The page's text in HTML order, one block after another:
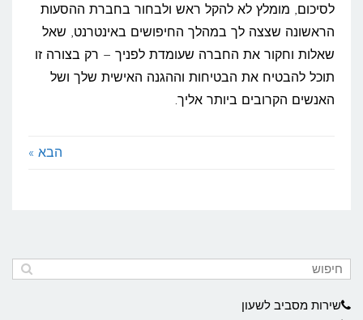
לסיכום, מומלץ לא להקל ראש ולבחור בחברת ההסעות
הראשונה שצצה לך במהלך החיפושים באינטרנט, שאל
שאלות וחקור את החברה שעומדת לפניך – רק בצורה זו
תוכל להבטיח את הבטיחות וההגנה האישית שלך ושל
האנשים הקרובים ביותר אליך.
הבא »
שירות מסביב לשעון